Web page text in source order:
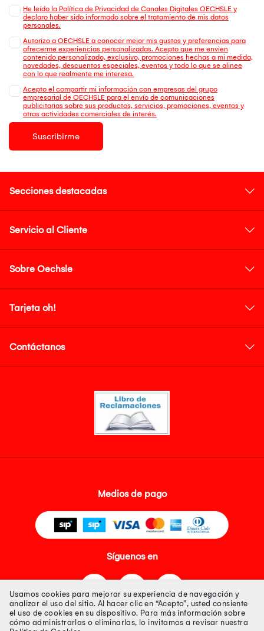
He leído la Política de Privacidad de Canales Digitales OECHSLE y
declaro haber sido informado sobre el tratamiento de mis datos
personales.
Autorizo a OECHSLE a conocer mejor mis gustos y preferencias para
ofrecerme experiencias personalizadas. Acepto que me envien
contenido personalizado, exclusivo, promociones hechas a mi medida,
novedades, descuentos especiales, eventos y todo lo que se alinee
con lo que realmente me interesa.
Acepto el compartir mi información con empresas del grupo
empresarial de OECHSLE para el envío de comunicaciones
publicitarias sobre sus productos, servicios, promociones, eventos y
otras actividades comerciales de interés.
Suscribirme
Secciones destacadas
Servicio al Cliente
Sobre Oechsle
Tarjeta oh!
Contáctanos
Medios de pago
Síguenos en
Usamos cookies para mejorar su experiencia de navegación y
analizar el uso del sitio. Al hacer clic en “Acepto”, usted consiente
el uso de cookies en su dispositivo. Para más información sobre
cómo administrarlas o eliminarlas, lo invitamos a revisar nuestra